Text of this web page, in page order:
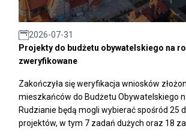
2026-07-31
Projekty do budżetu obywatelskiego na
zweryfikowane
Zakończyła się weryfikacja wniosków
mieszkańców do Budżetu Obywatelskiego
Rudzianie będą mogli wybierać spośród 25
projektów, w tym 7 zadań dużych oraz 18